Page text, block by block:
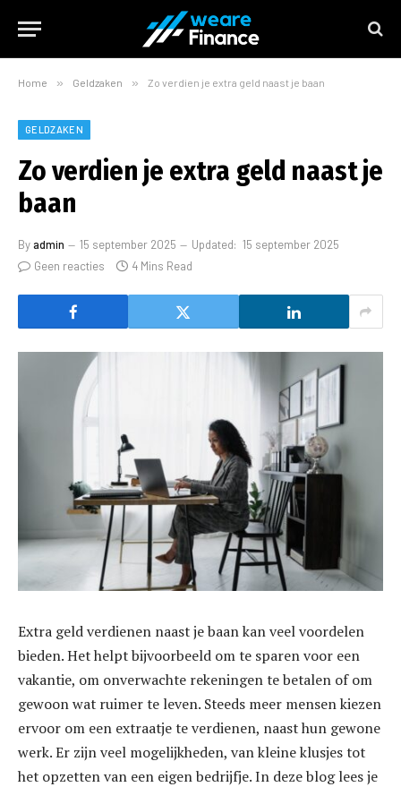
Home » Geldzaken » Zo verdien je extra geld naast je baan
GELDZAKEN
Zo verdien je extra geld naast je
baan
Byadmin 15 september 2025 Updated: 15 september 2025
Geen reacties
4 Mins Read
Extra geld verdienen naast je baan kan veel voordelen
bieden. Het helpt bijvoorbeeld om te sparen voor een
vakantie, om onverwachte rekeningen te betalen of om
gewoon wat ruimer te leven. Steeds meer mensen kiezen
ervoor om een extraatje te verdienen, naast hun gewone
werk. Er zijn veel mogelijkheden, van kleine klusjes tot
het opzetten van een eigen bedrijfje. In deze blog lees je